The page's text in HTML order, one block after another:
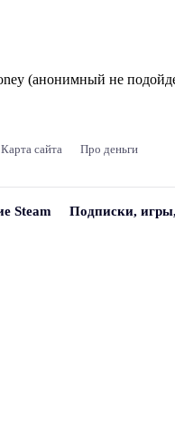
(анонимный не
Карта сайта Про деньги
Steam Подписки,